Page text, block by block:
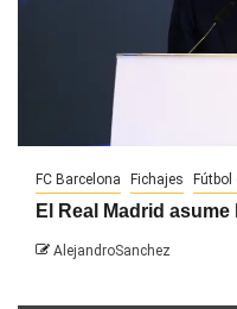
FC Barcelona Fichajes Fútbol
El Real Madrid
AlejandroSanchez